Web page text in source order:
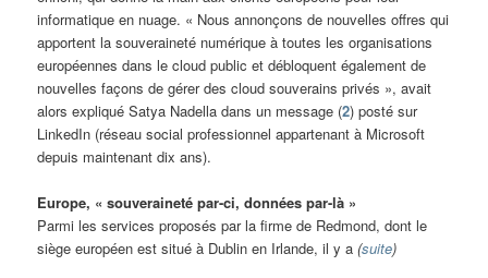
informatique en nuage. « Nous annonçons de nouvelles offres qui
apportent la souveraineté numérique à toutes les organisations
européennes dans le cloud public et débloquent également de
nouvelles façons de gérer des cloud souverains privés », avait
alors expliqué Satya Nadella dans un message (2) posté sur
LinkedIn (réseau social professionnel appartenant à Microsoft
depuis maintenant dix ans).
Europe, « souveraineté par-ci, données par-là »
Parmi les services proposés par la firme de Redmond, dont le
siège européen est situé à Dublin en Irlande, il y a(suite)